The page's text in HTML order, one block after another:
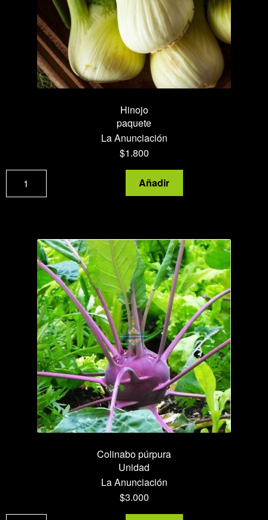
Hinojo
paquete
La Anunciación
$1.800
Hinojo
cantidad
Añadir
Colinabo púrpura
Unidad
La Anunciación
$3.000